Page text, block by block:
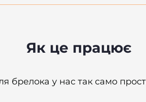
Як це працює
брелока у нас так само